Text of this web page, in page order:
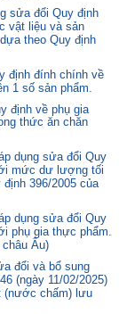
sửa đổi Quy định
vật liệu và sản
theo Quy định
định đính chính về
1 số sản phẩm.
định về phụ gia
thức ăn chăn
dụng sửa đổi Quy
mức dư lượng tối
396/2005 của
dụng sửa đổi Quy
phụ gia thực phẩm.
Âu)
đổi và bổ sung
(ngày 11/02/2025)
(nước chấm) lưu